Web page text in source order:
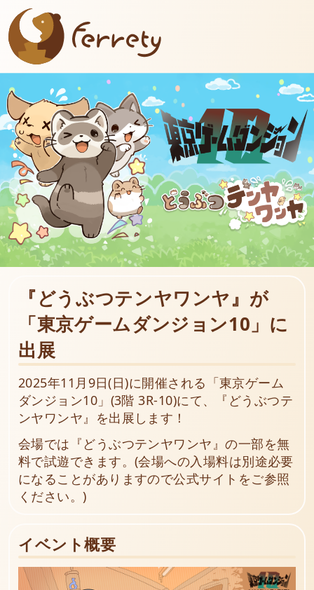
『どうぶつテンヤワンヤ』が
「東京ゲームダンジョン10」に
出展
2025年11月9日(日)に開催される「東京ゲーム
ダンジョン10」(3階 3R-10)にて、『どうぶつテ
ンヤワンヤ』を出展します！
会場では『どうぶつテンヤワンヤ』の一部を無
料で試遊できます。(会場への入場料は別途必要
になることがありますので公式サイトをご参照
ください。)
イベント概要